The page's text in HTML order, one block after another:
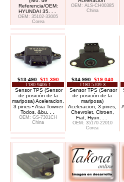
Referencia/OEM:
HYUNDAI 35
OEM: 35102-33005
Corea
OEM: ALS-CH00385
China
$13.490 $11.390
T180-9406-1
Sensor TPS (Sensor
de posición de la
mariposa) Aceleracion,
3 pines • Asia Towner
Todos, &bu
OEM: GS-7301CH
China
$34.990 $19.040
T180-5709-3
Sensor TPS (Sensor
de posición de la
mariposa)
Aceleracion, 3 pines,
Chevrolet, Citroen,
Fiat, Hyun
OEM: 35170-22010
Corea